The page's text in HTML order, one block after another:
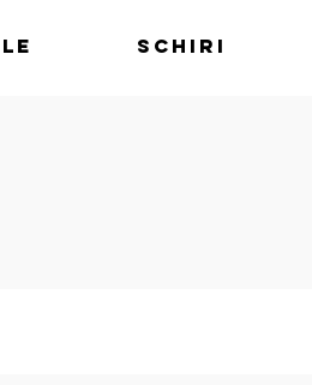
Schiri